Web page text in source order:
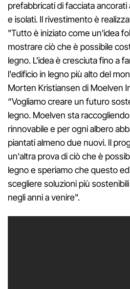
prefabbricati di facciata
e isolati. Il rivestimento è
"Tutto è iniziato come un'idea
mostrare ciò che è possibile
legno. L'idea è cresciuta fino a
l'edificio in legno più alto del
Morten Kristiansen di Moelven
“Vogliamo creare un futuro
legno. Moelven sta
rinnovabile e per ogni albero
piantati almeno due nuovi. Il
un'altra prova di ciò che è
legno e speriamo che questo
scegliere soluzioni più
negli anni a venire".